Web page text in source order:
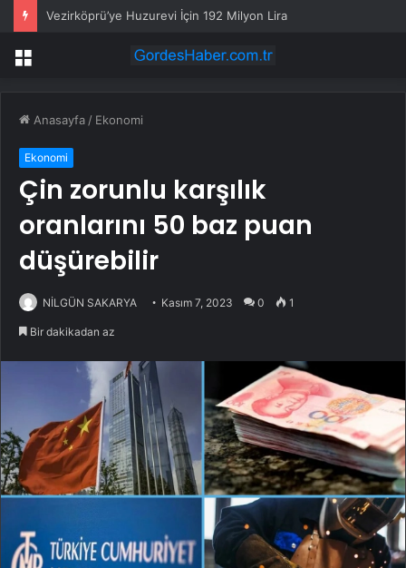
Vezirköprü’ye Huzurevi İçin 192 Milyon Lira
Menü
Anasayfa / Ekonomi
Ekonomi
Çin zorunlu karşılık
oranlarını 50 baz puan
düşürebilir
NİLGÜN SAKARYA Kasım 7, 2023 0 1
Bir dakikadan az